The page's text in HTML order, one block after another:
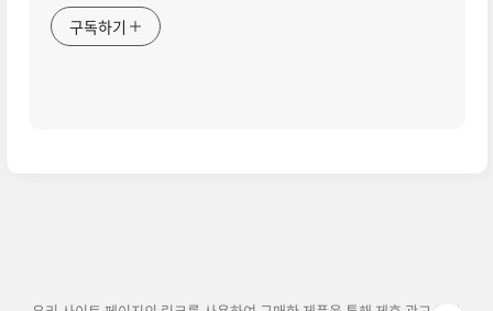
구독하기